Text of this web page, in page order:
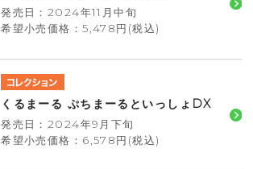
発売日：2024年11月中旬
希望小売価格：5,478円(税込)
くるまーる ぷちまーるといっしょDX
発売日：2024年9月下旬
希望小売価格：6,578円(税込)